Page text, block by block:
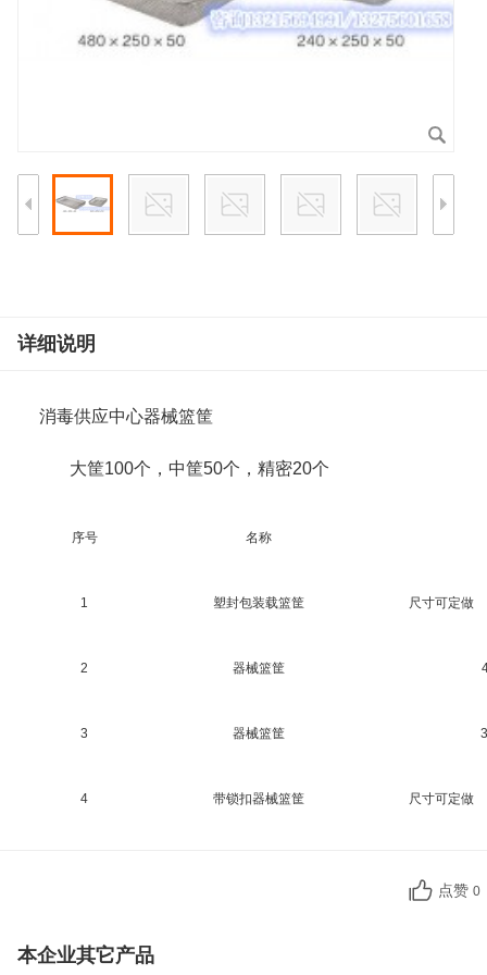
详细说明
消毒供应中心器械篮筐
大筐100个，中筐50个，精密20个
序号 名称
1 塑封包装载篮筐 尺寸可定做
2 器械篮筐
3 器械篮筐
4 带锁扣器械篮筐 尺寸可定做
点赞 0
本企业其它产品